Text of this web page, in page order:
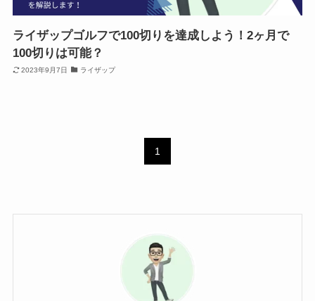
ライザップゴルフで100切りを達成しよう！2ヶ月で
100切りは可能？
2023年9月7日 ライザップ
1